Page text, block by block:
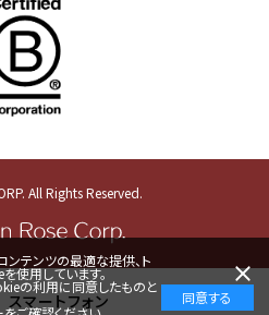
All Rights Reserved.
スマートフォン
テンツの最適な提供、ト
使用しています。
の利用に同意したものと
同意する